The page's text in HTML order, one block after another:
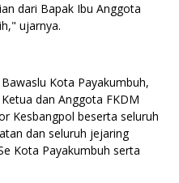
dari Bapak Ibu Anggota
ujarnya.
Kota Payakumbuh,
dan Anggota FKDM
Kesbangpol beserta seluruh
dan seluruh jejaring
Kota Payakumbuh serta